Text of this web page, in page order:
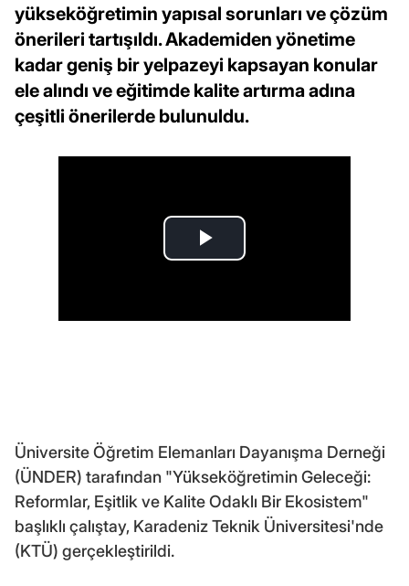
yükseköğretimin yapısal sorunları ve çözüm
önerileri tartışıldı. Akademiden yönetime
kadar geniş bir yelpazeyi kapsayan konular
ele alındı ve eğitimde kalite artırma adına
çeşitli önerilerde bulunuldu.
Üniversite Öğretim Elemanları Dayanışma Derneği
(ÜNDER) tarafından "Yükseköğretimin Geleceği:
Reformlar, Eşitlik ve Kalite Odaklı Bir Ekosistem"
başlıklı çalıştay, Karadeniz Teknik Üniversitesi'nde
(KTÜ) gerçekleştirildi.